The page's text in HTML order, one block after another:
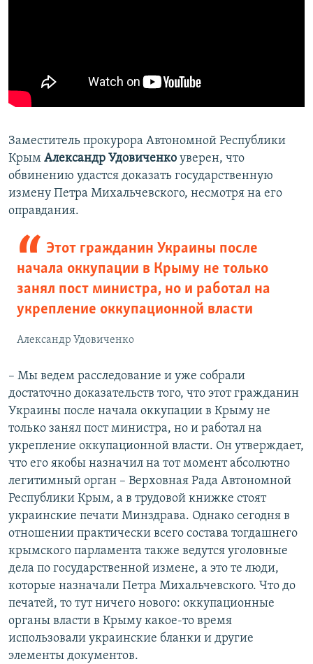
Заместитель прокурора Автономной Республики
Крым Александр Удовиченко уверен, что
обвинению удастся доказать государственную
измену Петра Михальчевского, несмотря на его
оправдания.
Этот гражданин Украины после
начала оккупации в Крыму не только
занял пост министра, но и работал на
укрепление оккупационной власти
Александр Удовиченко
– Мы ведем расследование и уже собрали
достаточно доказательств того, что этот гражданин
Украины после начала оккупации в Крыму не
только занял пост министра, но и работал на
укрепление оккупационной власти. Он утверждает,
что его якобы назначил на тот момент абсолютно
легитимный орган – Верховная Рада Автономной
Республики Крым, а в трудовой книжке стоят
украинские печати Минздрава. Однако сегодня в
отношении практически всего состава тогдашнего
крымского парламента также ведутся уголовные
дела по государственной измене, а это те люди,
которые назначали Петра Михальчевского. Что до
печатей, то тут ничего нового: оккупационные
органы власти в Крыму какое-то время
использовали украинские бланки и другие
элементы документов.